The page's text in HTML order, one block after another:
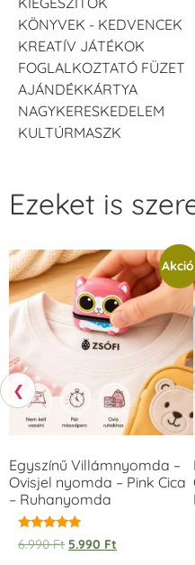
KÖNYVEK - KEDVENCEK
KREATÍV JÁTÉKOK
FOGLALKOZTATÓ FÜZET
AJÁNDÉKKÁRTYA
NAGYKERESKEDELEM
KULTÚRMASZK
❮
Ezeket is
Egyszínű Villámnyomda –
Ovisjel nyomda – Pink Cica
– Ruhanyomda
Értékelés:
5.00
6.990Ft 5.990 Ft